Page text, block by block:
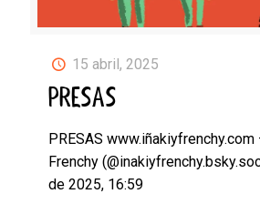
15 abril, 2025
PRESAS
PRESAS
Frenchy
de 2025, 16:59